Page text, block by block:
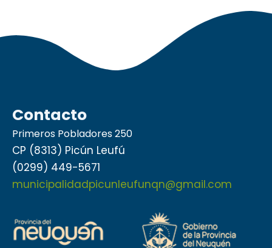
Contacto
Primeros Pobladores 250
CP (8313) Picún Leufú
(0299) 449-5671
municipalidadpicunleufunqn@gmail.com